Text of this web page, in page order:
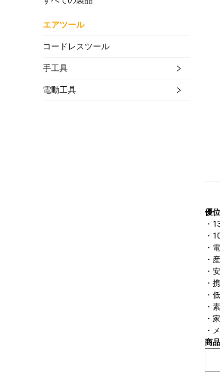
エアツール
コードレスツール
手工具
電動工具
優
・
・
・
・
・
・
・
・
・
・
商